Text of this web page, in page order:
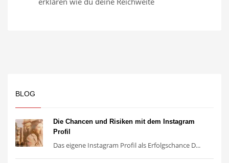
BLOG
Die Chancen und Risiken mit dem Instagram
Profil
Das eigene Instagram Profil als Erfolgschance D...